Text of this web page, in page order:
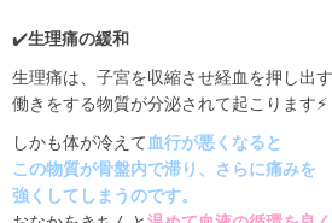
✔️生理痛の緩和
生理痛は、子宮を収縮させ経血を押し出す
働きをする物質が分泌されて起こります⚡️
しかも体が冷えて 血行が悪くなると
この物質が骨盤内で滞り、さらに痛みを
強くしてしまうのです。